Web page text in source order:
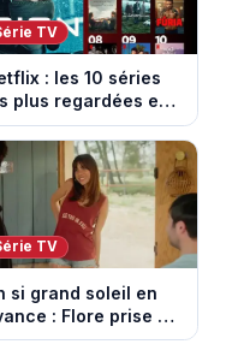
TV
: les 10 séries
plus regardées en
en ce moment
TV
si grand soleil en
: Flore prise au
Episode du 6